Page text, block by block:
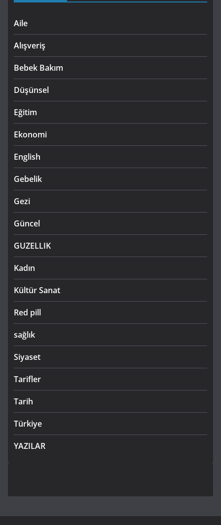
Aile
Alışveriş
Bebek Bakım
Düşünsel
Eğitim
Ekonomi
English
Gebelik
Gezi
Güncel
GUZELLIK
Kadın
Kültür Sanat
Red pill
sağlık
Siyaset
Tarifler
Tarih
Türkiye
YAZILAR